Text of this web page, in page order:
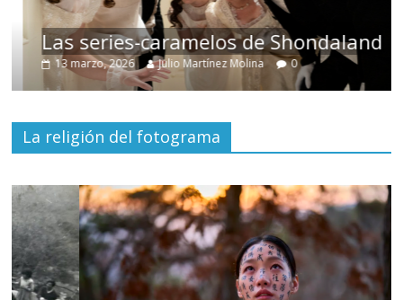
Las series-caramelos de Shondaland
13 marzo, 2026 Julio Martínez Molina 0
La religión del fotograma